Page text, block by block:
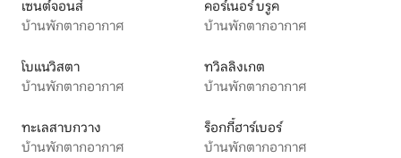
เซนต์จอนส์
บ้านพักตากอากาศ
คอร์เนอร์ บรูค
บ้านพักตากอากาศ
โบแนวิสตา
บ้านพักตากอากาศ
ทวิลลิงเกต
บ้านพักตากอากาศ
ทะเลสาบกวาง
บ้านพักตากอากาศ
ร็อกกี้ฮาร์เบอร์
บ้านพักตากอากาศ